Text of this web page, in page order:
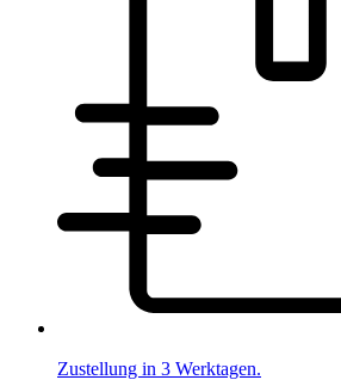
Zustellung in 3 Werktagen.